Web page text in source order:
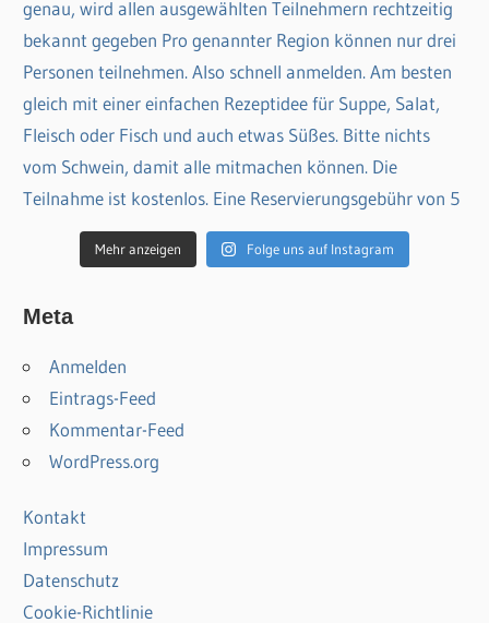
Mehr anzeigen Folge uns auf Instagram
Meta
Anmelden
Eintrags-Feed
Kommentar-Feed
WordPress.org
Kontakt
Impressum
Datenschutz
Cookie-Richtlinie